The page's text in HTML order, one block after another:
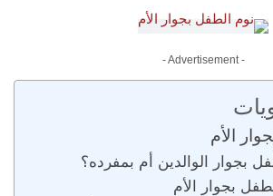
- Advertisement -
الأم
بجوار الوالدين أم بمفرده؟
بجوار الأم